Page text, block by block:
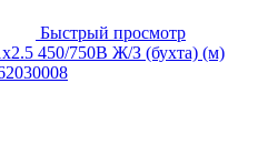
Быстрый просмотр
450/750В Ж/З (бухта) (м)